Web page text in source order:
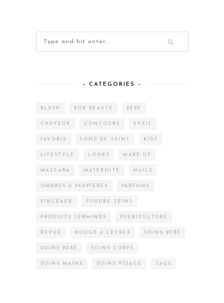
– CATEGORIES –
BLUSH BOX BEAUTÉ BÉBÉ
CHEVEUX CONCOURS EVEIL
FAVORIS FOND DE TEINT KIDS
LIFESTYLE LOOKS MAKE-UP
MASCARA MATERNITÉ NAILS
OMBRES À PAUPIÈRES PARFUMS
PINCEAUX POUDRE TEINT
PRODUITS TERMINÉS PUÉRICULTURE
REVUE ROUGE À LÈVRES SOINS BÉBÉ
SOINS BÉBÉ SOINS CORPS
SOINS MAINS SOINS VISAGE TAGS